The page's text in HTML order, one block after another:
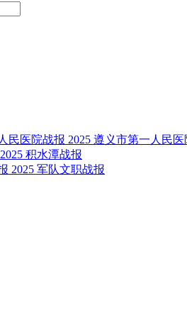
2025 遵义市第一人民
2025 积水潭战报
2025 军队文职战报